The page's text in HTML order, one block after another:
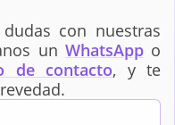
con nuestras
un WhatsAppo
de contacto, y te